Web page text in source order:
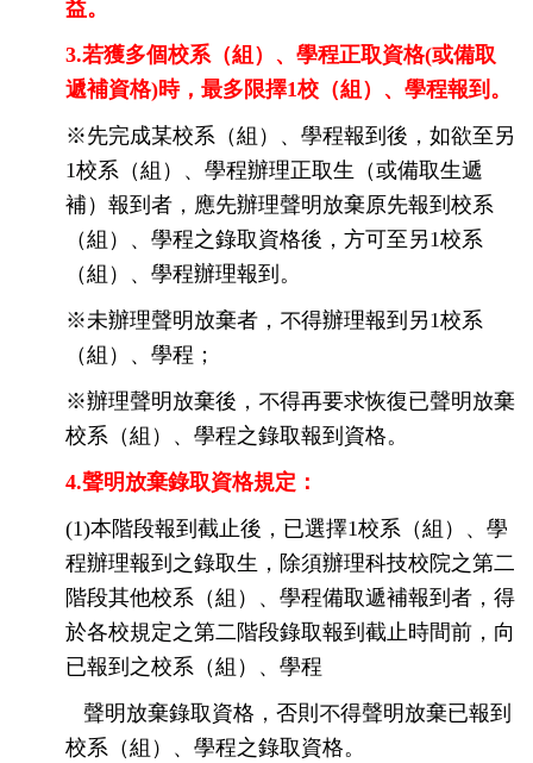
益。
3.若獲多個校系（組）、學程正取資格(或備取
遞補資格)時，最多限擇1校（組）、學程報到。
※先完成某校系（組）、學程報到後，如欲至另
1校系（組）、學程辦理正取生（或備取生遞
補）報到者，應先辦理聲明放棄原先報到校系
（組）、學程之錄取資格後，方可至另1校系
（組）、學程辦理報到。
※未辦理聲明放棄者，不得辦理報到另1校系
（組）、學程；
※辦理聲明放棄後，不得再要求恢復已聲明放棄
校系（組）、學程之錄取報到資格。
4.聲明放棄錄取資格規定：
(1)本階段報到截止後，已選擇1校系（組）、學
程辦理報到之錄取生，除須辦理科技校院之第二
階段其他校系（組）、學程備取遞補報到者，得
於各校規定之第二階段錄取報到截止時間前，向
已報到之校系（組）、學程
聲明放棄錄取資格，否則不得聲明放棄已報到
校系（組）、學程之錄取資格。